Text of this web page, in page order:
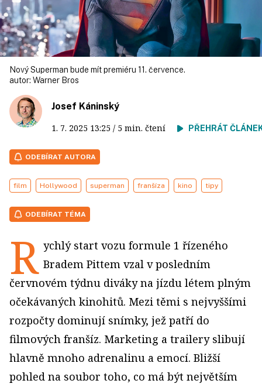
Nový Superman bude mít premiéru 11. července.
autor: Warner Bros
Josef Káninský
1. 7. 2025 13:25 / 5 min. čtení PŘEHRÁT
ODEBÍRAT AUTORA
film Hollywood superman franšíza kino tipy
ODEBÍRAT TÉMA
R ychlý start vozu formule 1 řízeného
Bradem Pittem vzal v posledním
červnovém týdnu diváky na jízdu létem plným
očekávaných kinohitů. Mezi těmi s nejvyššími
rozpočty dominují snímky, jež patří do
filmových franšíz. Marketing a trailery slibují
hlavně mnoho adrenalinu a emocí. Bližší
pohled na soubor toho, co má být největším